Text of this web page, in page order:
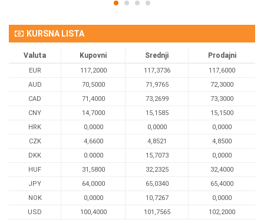
KURSNA LISTA
Valuta Kupovni Srednji Prodajni
EUR 117,2000 117,3736
117,6000
AUD
70,5000 71,9765
72,3000
CAD
71,4000 73,2699
73,3000
CNY
14,7000 15,1585
15,1500
HRK
0,0000 0,0000
0,0000
CZK
4,6600 4,8521
4,8500
DKK
0.0000 15,7073
0,0000
HUF
31,5800 32,2325
32,4000
JPY
64,0000 65,0340
65,4000
NOK
0,0000 10,7267
0,0000
USD
100,4000 101,7565 102,2000